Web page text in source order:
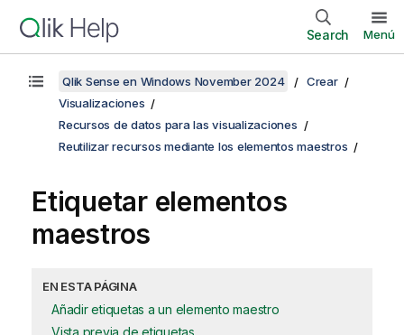
Search Menú
Qlik Sense en Windows November 2024
Crear
Visualizaciones
Recursos de datos para las visualizaciones
Reutilizar recursos mediante los elementos maestros
Etiquetar elementos
maestros
EN ESTA PÁGINA
Añadir etiquetas a un elemento maestro
Vista previa de etiquetas